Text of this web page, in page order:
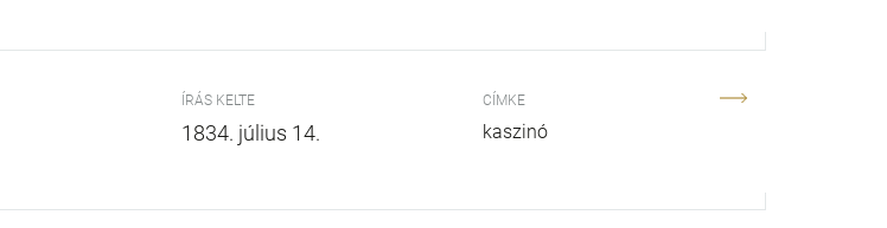
ÍRÁS KELTE
1834. július 14.
CÍMKE
kaszinó